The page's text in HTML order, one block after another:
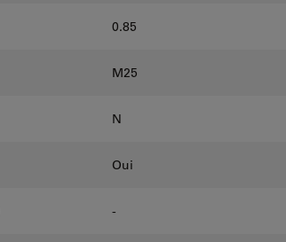
0.85
M25
N
Oui
-